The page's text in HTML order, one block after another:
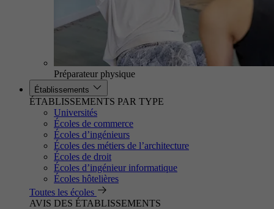
Préparateur physique
Établissements
ÉTABLISSEMENTS PAR TYPE
Universités
Écoles de commerce
Écoles d’ingénieurs
Écoles des métiers de l’architecture
Écoles de droit
Écoles d’ingénieur informatique
Écoles hôtelières
Toutes les écoles
AVIS DES ÉTABLISSEMENTS